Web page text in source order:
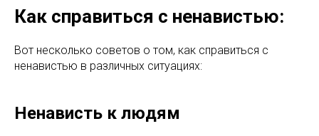
Как справиться с ненавистью:
Вот несколько советов о том, как справиться с
ненавистью в различных ситуациях:
Ненависть к людям